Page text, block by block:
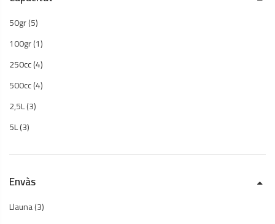
50gr(5)
100gr(1)
250cc(4)
500cc(4)
2,5L(3)
5L(3)
Envàs
Llauna(3)